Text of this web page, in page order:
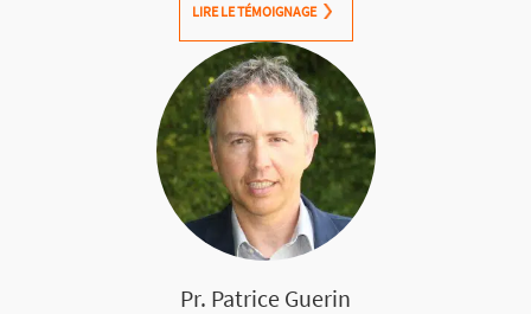
LIRE LE TÉMOIGNAGE
Pr. Patrice Guerin